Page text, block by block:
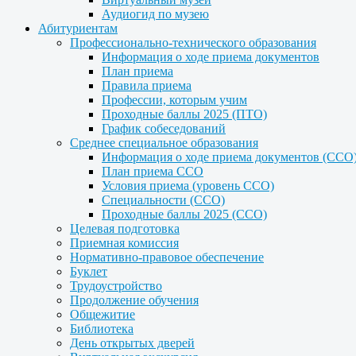
Аудиогид по музею
Абитуриентам
Профессионально-технического образования
Информация о ходе приема документов
План приема
Правила приема
Профессии, которым учим
Проходные баллы 2025 (ПТО)
График собеседований
Среднее специальное образования
Информация о ходе приема документов
План приема ССО
Условия приема (уровень ССО)
Специальности (ССО)
Проходные баллы 2025 (ССО)
Целевая подготовка
Приемная комиссия
Нормативно-правовое обеспечение
Буклет
Трудоустройство
Продолжение обучения
Общежитие
Библиотека
День открытых дверей